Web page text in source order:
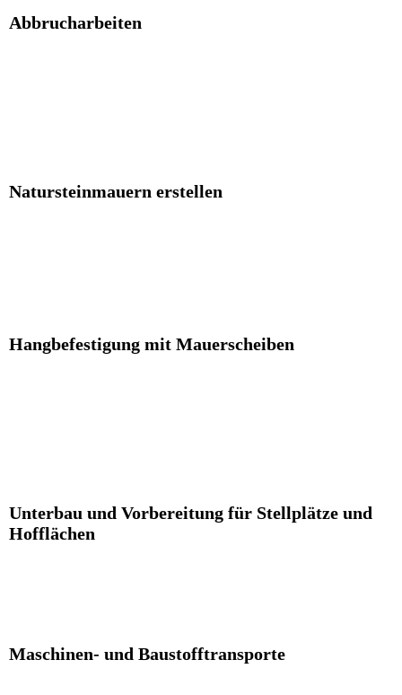
Abbrucharbeiten
Natursteinmauern erstellen
Hangbefestigung mit Mauerscheiben
Unterbau und Vorbereitung für Stellplätze und
Hofflächen
Maschinen- und Baustofftransporte